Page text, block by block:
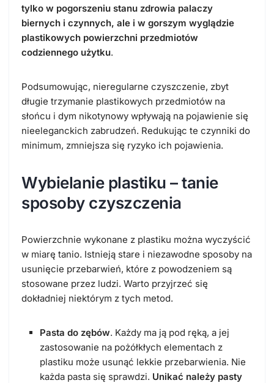
tylko w pogorszeniu stanu zdrowia palaczy
biernych i czynnych, ale i w gorszym wyglądzie
plastikowych powierzchni przedmiotów
codziennego użytku.
Podsumowując, nieregularne czyszczenie, zbyt
długie trzymanie plastikowych przedmiotów na
słońcu i dym nikotynowy wpływają na pojawienie się
nieeleganckich zabrudzeń. Redukując te czynniki do
minimum, zmniejsza się ryzyko ich pojawienia.
Wybielanie plastiku – tanie
sposoby czyszczenia
Powierzchnie wykonane z plastiku można wyczyścić
w miarę tanio. Istnieją stare i niezawodne sposoby na
usunięcie przebarwień, które z powodzeniem są
stosowane przez ludzi. Warto przyjrzeć się
dokładniej niektórym z tych metod.
Pasta do zębów. Każdy ma ją pod ręką, a jej
zastosowanie na pożółkłych elementach z
plastiku może usunąć lekkie przebarwienia. Nie
każda pasta się sprawdzi. Unikać należy pasty